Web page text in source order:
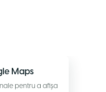
Maps
pentru a afișa